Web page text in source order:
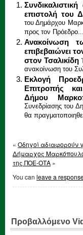
επιστολή του
του Δημάρχου
προς τoν Πρόεδρο...
Ανακοίνωση
επιβεβαιώνει
στον Τσαλικίδη
ανακοίνωση του
Εκλογή
Επιτροπής
Δήμου
Συνεδρίασης του
θα
« Οδηγοί αδιαφορούν
Δήμαρχος
της ΠΟΕ-ΟΤΑ »
You can leave a
Προβαλλόμενο